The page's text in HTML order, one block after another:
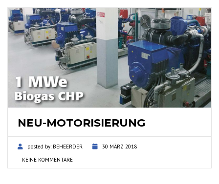
NEU-MOTORISIERUNG
posted by: BEHEERDER
30 MÄRZ 2018
KEINE KOMMENTARE